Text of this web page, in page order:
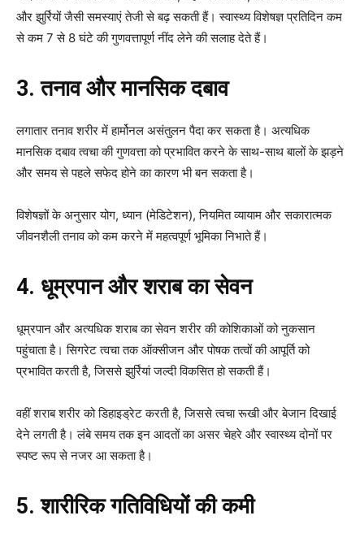
और झुर्रियों जैसी समस्याएं तेजी से बढ़ सकती हैं। स्वास्थ्य विशेषज्ञ प्रतिदिन कम
से कम 7 से 8 घंटे की गुणवत्तापूर्ण नींद लेने की सलाह देते हैं।
3. तनाव और मानसिक दबाव
लगातार तनाव शरीर में हार्मोनल असंतुलन पैदा कर सकता है। अत्यधिक
मानसिक दबाव त्वचा की गुणवत्ता को प्रभावित करने के साथ-साथ बालों के झड़ने
और समय से पहले सफेद होने का कारण भी बन सकता है।
विशेषज्ञों के अनुसार योग, ध्यान (मेडिटेशन), नियमित व्यायाम और सकारात्मक
जीवनशैली तनाव को कम करने में महत्वपूर्ण भूमिका निभाते हैं।
4. धूम्रपान और शराब का सेवन
धूम्रपान और अत्यधिक शराब का सेवन शरीर की कोशिकाओं को नुकसान
पहुंचाता है। सिगरेट त्वचा तक ऑक्सीजन और पोषक तत्वों की आपूर्ति को
प्रभावित करती है, जिससे झुर्रियां जल्दी विकसित हो सकती हैं।
वहीं शराब शरीर को डिहाइड्रेट करती है, जिससे त्वचा रूखी और बेजान दिखाई
देने लगती है। लंबे समय तक इन आदतों का असर चेहरे और स्वास्थ्य दोनों पर
स्पष्ट रूप से नजर आ सकता है।
5. शारीरिक गतिविधियों की कमी